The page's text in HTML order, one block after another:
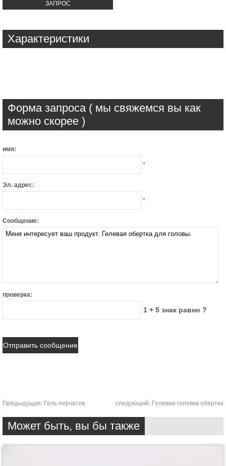
ЗАПРОС
Характеристики
Форма запроса ( мы свяжемся вы как
можно скорее )
имя:
*
Эл. адрес:
*
Сообщение:
проверка:
1 + 5 знак равно ?
Предыдущая: Гель перчаток следующий: Гелевая головка обертка
Может быть, вы бы также